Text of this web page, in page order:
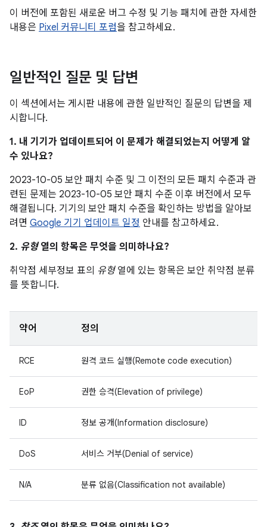
이 버전에 포함된 새로운 버그 수정 및 기능 패치에 관한 자세한
내용은 Pixel 커뮤니티 포럼을 참고하세요.
일반적인 질문 및 답변
이 섹션에서는 게시판 내용에 관한 일반적인 질문의 답변을 제
시합니다.
1. 내 기기가 업데이트되어 이 문제가 해결되었는지 어떻게 알
수 있나요?
2023-10-05 보안 패치 수준 및 그 이전의 모든 패치 수준과 관
련된 문제는 2023-10-05 보안 패치 수준 이후 버전에서 모두
해결됩니다. 기기의 보안 패치 수준을 확인하는 방법을 알아보
려면 Google 기기 업데이트 일정 안내를 참고하세요.
2. 유형열의 항목은 무엇을 의미하나요?
취약점 세부정보 표의 유형열에 있는 항목은 보안 취약점 분류
를 뜻합니다.
약어 정의
RCE 원격 코드 실행(Remote code execution)
EoP 권한 승격(Elevation of privilege)
ID 정보 공개(Information disclosure)
DoS 서비스 거부(Denial of service)
N/A 분류 없음(Classification not available)